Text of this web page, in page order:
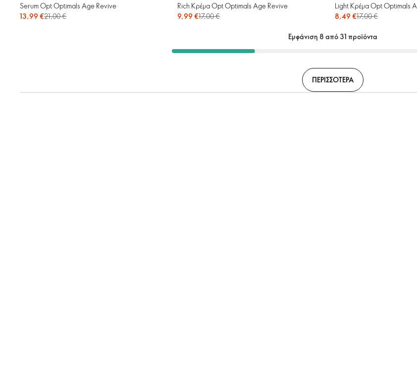
Serum Opt Optimals Age Revive
13,99 €21,00 €
Rich Κρέμα Opt Optimals Age Revive
9,99 €17,00 €
Light Κρέμα Opt Optimals
8,49 €17,00 €
Εμφάνιση 8 από 31 προϊόντα
ΠΕΡΙΣΣΟΤΕΡΑ